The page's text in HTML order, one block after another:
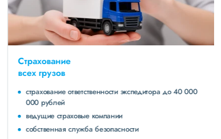
Страхование
всех грузов
страхование ответственности экспедитора до 40 000
000 рублей
ведущие страховые компании
собственная служба безопасности